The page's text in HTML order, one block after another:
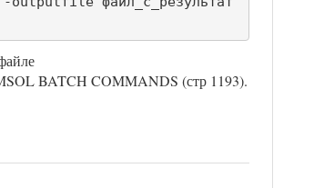
BATCH COMMANDS (стр 1193).